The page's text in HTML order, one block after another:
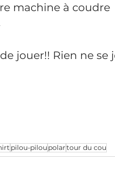
machine à coudre
jouer!! Rien ne
pilou-pilou polartour du cou